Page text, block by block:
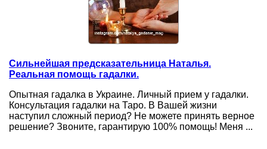
Сильнейшая предсказательница Наталья.
Реальная помощь гадалки.
Опытная гадалка в Украине. Личный прием у гадалки.
Консультация гадалки на Таро. В Вашей жизни
наступил сложный период? Не можете принять верное
решение? Звоните, гарантирую 100% помощь! Меня ...